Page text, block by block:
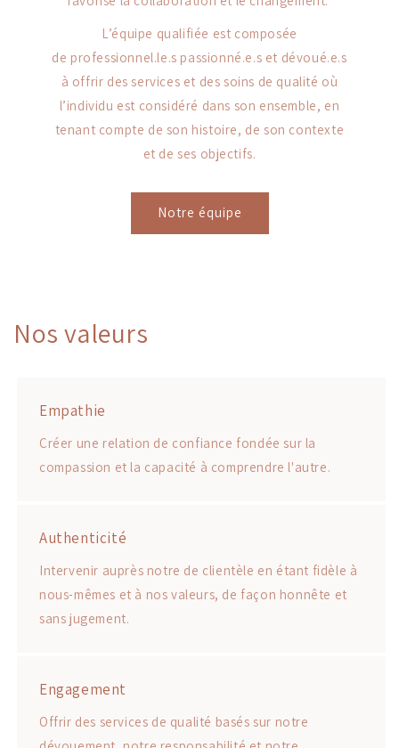
L’équipe qualifiée est composée
de professionnel.le.s passionné.e.s et dévoué.e.s
à offrir des services et des soins de qualité où
l’individu est considéré dans son ensemble, en
tenant compte de son histoire, de son contexte
et de ses objectifs.
Notre équipe
Nos valeurs
Empathie
Créer une relation de confiance fondée sur la
compassion et la capacité à comprendre l'autre.
Authenticité
Intervenir auprès notre de clientèle en étant fidèle à
nous-mêmes et à nos valeurs, de façon honnête et
sans jugement.
Engagement
Offrir des services de qualité basés sur notre